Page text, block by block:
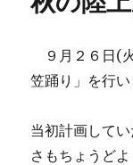
９月２６日(
笠踊り」を行い
当初計画して
さもちょうどよ